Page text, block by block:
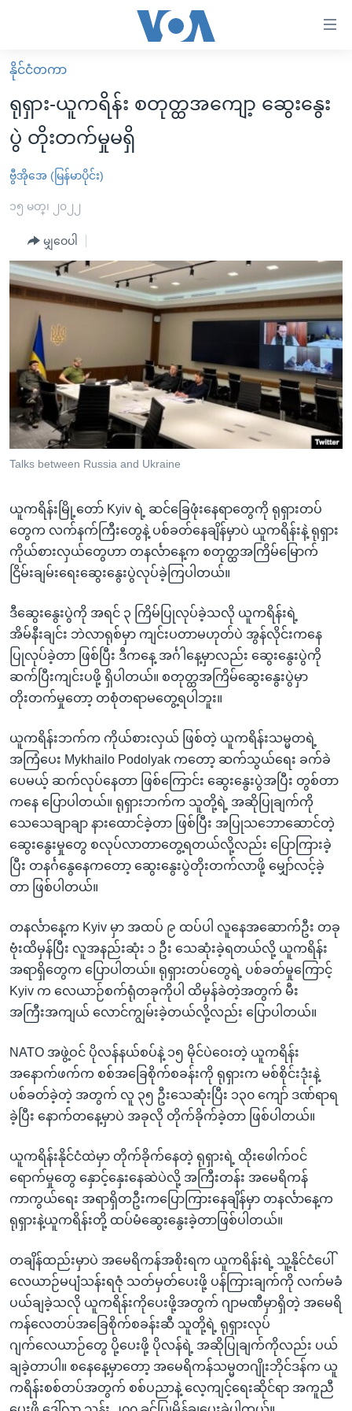
လွယ်ကူ
စေ
သည့်
Link
များ
ပင်မ
ကျော်
ကြည့်
ညွန်း
စာမျက်နှာ
သို့
ကျော်
ကြည့်
ရှာဖွေ
ရန်
နေရာ
သို့
ရန်
မူလစာမျက်နှာ
မြန်မာ
ကမ္ဘာ့သတင်းများ
နိုင်ငံတကာ
အစ္စရေး-ပါလက်စတိုင်း
ဗွီဒီယို
အင်္ဂလိပ်စာလေ့လာမယ်
အမေရိကန်သုံးအီဒီယံ
မကြေးမုံရဲ့ အင်္ဂလိပ်စာ
ရုပ်ရှင်ထဲက အင်္ဂလိပ်စာ
သုတပဒေသာ အင်္ဂလိပ်စာ
အပတ်စဉ်ကဏ္ဍများ
တီဗွီ
ရေဒီယိုနှင့်ရုပ်သံ အချက်အလက်များ
ရေဒီယို/တီဗွီအစီအစဉ်
Learning English
ဗွီအိုအေ လူမှုကွန်ယက်များ
ဘာသာစကားများ
နိုင်ငံတကာ
ရုရှား-ယူကရိန်း စတုတ္ထအကျော့ ဆွေးနွေး
ပွဲ တိုးတက်မှုမရှိ
ဗွီအိုအေ (မြန်မာပိုင်း)
၁၅ မတ္၊ ၂၀၂၂
မျှဝေပါ
Talks between Russia and Ukraine
ယူကရိန်းမြို့တော် Kyiv ရဲ့ ဆင်ခြေဖုံးနေရာတွေကို ရုရှားတပ်
တွေက လက်နက်ကြီးတွေနဲ့ ပစ်ခတ်နေချိန်မှာပဲ ယူကရိန်းနဲ့ ရုရှား
ကိုယ်စားလှယ်တွေဟာ တနင်္လာနေ့က စတုတ္ထအကြိမ်မြောက်
ငြိမ်းချမ်းရေးဆွေးနွေးပွဲလုပ်ခဲ့ကြပါတယ်။
ဒီဆွေးနွေးပွဲကို အရင် ၃ ကြိမ်ပြုလုပ်ခဲ့သလို ယူကရိန်းရဲ့
အိမ်နီးချင်း ဘဲလာရုစ်မှာ ကျင်းပတာမဟုတ်ပဲ အွန်လိုင်းကနေ
ပြုလုပ်ခဲ့တာ ဖြစ်ပြီး ဒီကနေ့ အင်္ဂါနေ့မှာလည်း ဆွေးနွေးပွဲကို
ဆက်ပြီးကျင်းပဖို့ ရှိပါတယ်။ စတုတ္ထအကြိမ်ဆွေးနွေးပွဲမှာ
တိုးတက်မှုတော့ တစုံတရာမတွေ့ရပါဘူး။
ယူကရိန်းဘက်က ကိုယ်စားလှယ် ဖြစ်တဲ့ ယူကရိန်းသမ္မတရဲ့
အကြံပေး Mykhailo Podolyak ကတော့ ဆက်သွယ်ရေး ခက်ခဲ
ပေမယ့် ဆက်လုပ်နေတာ ဖြစ်ကြောင်း ဆွေးနွေးပွဲအပြီး တွစ်တာ
ကနေ ပြောပါတယ်။ ရုရှားဘက်က သူတို့ရဲ့ အဆိုပြုချက်ကို
သေသေချာချာ နားထောင်ခဲ့တာ ဖြစ်ပြီး အပြုသဘောဆောင်တဲ့
ဆွေးနွေးမှုတွေ စလုပ်လာတာတွေ့ရတယ်လို့လည်း ပြောကြားခဲ့
ပြီး တနင်္ဂနွေနေကတော့ ဆွေးနွေးပွဲတိုးတက်လာဖို့ မျှော်လင့်ခဲ့
တာ ဖြစ်ပါတယ်။
တနင်္လာနေ့က Kyiv မှာ အထပ် ၉ ထပ်ပါ လူနေအဆောက်ဦး တခု
ဗုံးထိမှန်ပြီး လူအနည်းဆုံး ၁ ဦး သေဆုံးခဲ့ရတယ်လို့ ယူကရိန်း
အရာရှိတွေက ပြောပါတယ်။ ရုရှားတပ်တွေရဲ့ ပစ်ခတ်မှုကြောင့်
Kyiv က လေယာဉ်စက်ရုံတခုကိုပါ ထိမှန်ခဲတဲ့အတွက် မီး
အကြီးအကျယ် လောင်ကျွမ်းခဲ့တယ်လို့လည်း ပြောပါတယ်။
NATO အဖွဲ့ဝင် ပိုလန်နယ်စပ်နဲ့ ၁၅ မိုင်ပဲဝေးတဲ့ ယူကရိန်း
အနောက်ဖက်က စစ်အခြေစိုက်စခန်းကို ရုရှားက မစ်စိုင်းဒုံးနဲ့
ပစ်ခတ်ခဲ့တဲ့ အတွက် လူ ၃၅ ဦးသေဆုံးပြီး ၁၃၀ ကျော် ဒဏ်ရာရ
ခဲ့ပြီး နောက်တနေ့မှာပဲ အခုလို တိုက်ခိုက်ခဲ့တာ ဖြစ်ပါတယ်။
ယူကရိန်းနိုင်ငံထဲမှာ တိုက်ခိုက်နေတဲ့ ရုရှားရဲ့ ထိုးဖေါက်ဝင်
ရောက်မှုတွေ နှောင့်နှေးနေဆဲပဲလို့ အကြီးတန်း အမေရိကန်
ကာကွယ်ရေး အရာရှိတဦးကပြောကြားနေချိန်မှာ တနင်္လာနေ့က
ရုရှားနဲ့ယူကရိန်းတို့ ထပ်မံဆွေးနွေးခဲ့တာဖြစ်ပါတယ်။
တချိန်ထည်းမှာပဲ အမေရိကန်အစိုးရက ယူကရိန်းရဲ့ သူ့နိုင်ငံပေါ်
လေယာဉ်မပျံသန်းရဇုံ သတ်မှတ်ပေးဖို့ ပန်ကြားချက်ကို လက်မခံ
ပယ်ချခဲ့သလို ယူကရိန်းကိုပေးဖို့အတွက် ဂျာမဏီမှာရှိတဲ့ အမေရိ
ကန်လေတပ်အခြေစိုက်စခန်းဆီ သူတို့ရဲ့ ရုရှားလုပ်
ဂျက်လေယာဉ်တွေ ပို့ပေးဖို့ ပိုလန်ရဲ့ အဆိုပြုချက်ကိုလည်း ပယ်
ချခဲ့တာပါ။ စနေနေ့မှာတော့ အမေရိကန်သမ္မတဂျိုးဘိုင်ဒန်က ယူ
ကရိန်းစစ်တပ်အတွက် စစ်ပညာနဲ့ လေ့ကျင့်ရေးဆိုင်ရာ အကူညီ